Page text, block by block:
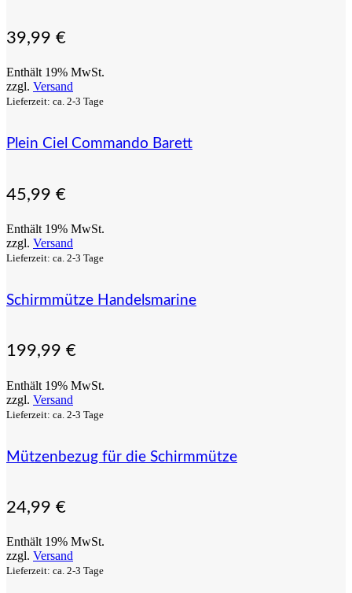
39,99 €
Enthält 19% MwSt.
zzgl. Versand
Lieferzeit: ca. 2-3 Tage
Plein Ciel Commando Barett
45,99 €
Enthält 19% MwSt.
zzgl. Versand
Lieferzeit: ca. 2-3 Tage
Schirmmütze Handelsmarine
199,99 €
Enthält 19% MwSt.
zzgl. Versand
Lieferzeit: ca. 2-3 Tage
Mützenbezug für die Schirmmütze
24,99 €
Enthält 19% MwSt.
zzgl. Versand
Lieferzeit: ca. 2-3 Tage